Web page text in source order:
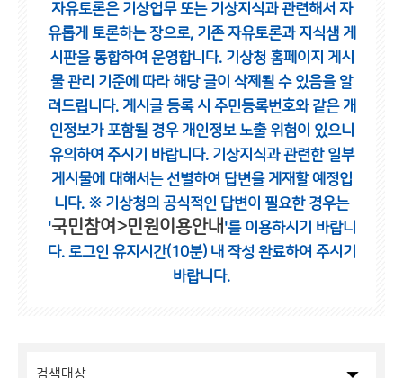
자유토론은 기상업무 또는 기상지식과 관련해서 자
유롭게 토론하는 장으로, 기존 자유토론과 지식샘 게
시판을 통합하여 운영합니다. 기상청 홈페이지 게시
물 관리 기준에 따라 해당 글이 삭제될 수 있음을 알
려드립니다. 게시글 등록 시 주민등록번호와 같은 개
인정보가 포함될 경우 개인정보 노출 위험이 있으니
유의하여 주시기 바랍니다. 기상지식과 관련한 일부
게시물에 대해서는 선별하여 답변을 게재할 예정입
니다. ※ 기상청의 공식적인 답변이 필요한 경우는
'국민참여>민원이용안내 '를 이용하시기 바랍니
다. 로그인 유지시간(10분) 내 작성 완료하여 주시기
바랍니다.